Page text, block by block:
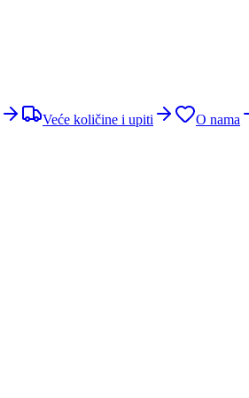
Veće količine i upiti O nama